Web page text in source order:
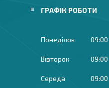
ГРАФІК РОБОТИ
Понеділок 09:00
Вівторок 09:00
Середа 09:00